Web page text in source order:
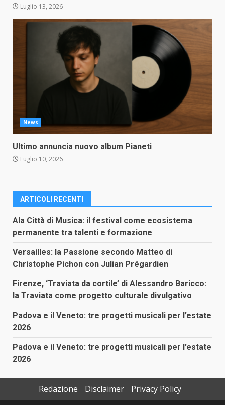
Luglio 13, 2026
News
Ultimo annuncia nuovo album Pianeti
Luglio 10, 2026
ARTICOLI RECENTI
Ala Città di Musica: il festival come ecosistema
permanente tra talenti e formazione
Versailles: la Passione secondo Matteo di
Christophe Pichon con Julian Prégardien
Firenze, ‘Traviata da cortile’ di Alessandro Baricco:
la Traviata come progetto culturale divulgativo
Padova e il Veneto: tre progetti musicali per l’estate
2026
Padova e il Veneto: tre progetti musicali per l’estate
2026
Redazione Disclaimer Privacy Policy